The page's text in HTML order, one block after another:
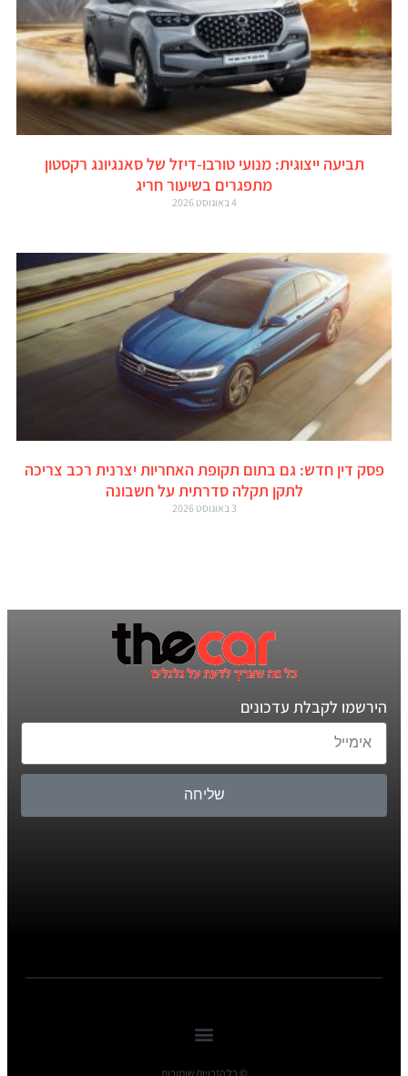
תביעה ייצוגית: מנועי טורבו-דיזל של סאנגיונג רקסטון
מתפגרים בשיעור חריג
4 באוגוסט 2026
פסק דין חדש: גם בתום תקופת האחריות יצרנית רכב צריכה
לתקן תקלה סדרתית על חשבונה
3 באוגוסט 2026
הירשמו לקבלת עדכונים
שליחה
© כל הזכויות שומורות